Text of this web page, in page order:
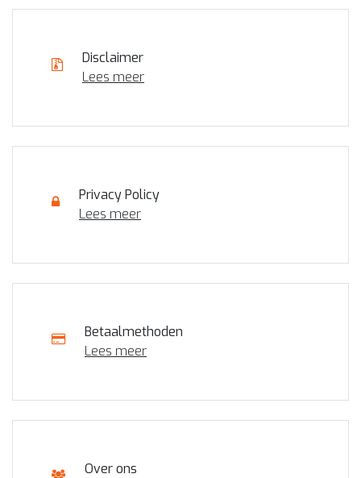
Disclaimer
Lees meer
Privacy Policy
Lees meer
Betaalmethoden
Lees meer
Over ons